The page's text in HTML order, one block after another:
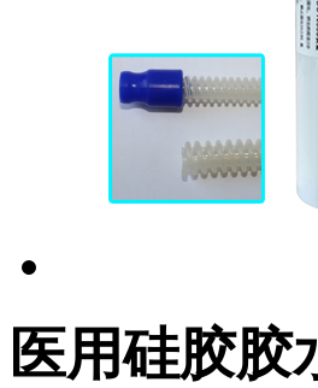
医用硅胶胶